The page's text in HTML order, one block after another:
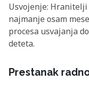
Usvojenje:
najmanje osam
procesa usvajanja
deteta.
Prestanak